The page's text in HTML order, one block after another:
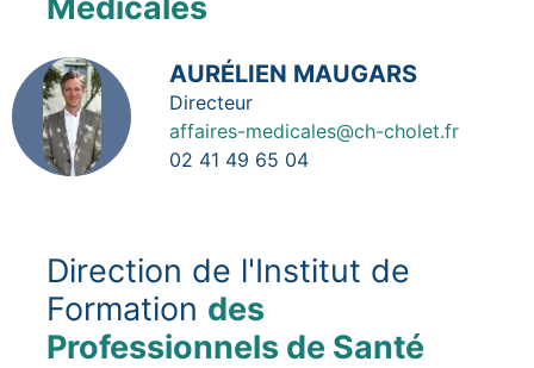
Image AURÉLIEN MAUGARS
Fonction
Directeur
affaires-medicales@ch-cholet.fr
02 41 49 65 04
Direction de l'Institut de
Formation des
Professionnels de Santé